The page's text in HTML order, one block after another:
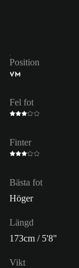
Position
VM
Fel fot
Finter
Bästa fot
Höger
Längd
173cm / 5'8"
Vikt